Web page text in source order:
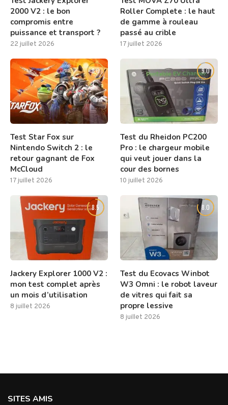
2000 V2 : le bon
compromis entre
puissance et transport ?
22 juillet 2026
Roller Complete : le haut
de gamme à rouleau
passé au crible
17 juillet 2026
8.0
Test Star Fox sur
Nintendo Switch 2 : le
retour gagnant de Fox
McCloud
17 juillet 2026
9.0
Test du Rheidon PC200
Pro : le chargeur mobile
qui veut jouer dans la
cour des bornes
10 juillet 2026
8.5
Jackery Explorer 1000 V2 :
mon test complet après
un mois d’utilisation
8 juillet 2026
8.0
Test du Ecovacs Winbot
W3 Omni : le robot laveur
de vitres qui fait sa
propre lessive
8 juillet 2026
SITES AMIS